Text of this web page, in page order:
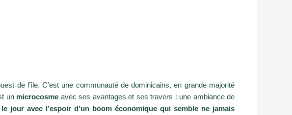
de l’île. C’est une communauté de dominicains, en grande majorité
un microcosme avec ses avantages et ses travers : une ambiance de
jour avec l’espoir d’un boom économique qui semble ne jamais